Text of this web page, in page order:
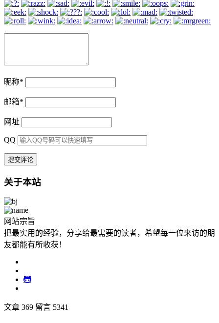
昵称*
邮箱*
网址
QQ
关于本站
网站宗旨
把最实用的经验，分享给最需要的读者，希望每一位来访的朋
友都能有所收获！
文章 369 留言 5341